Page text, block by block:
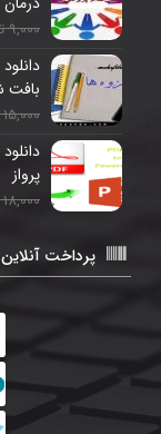
9,000 تومان
بافت
15,000 تومان
پرواز
18,000 تومان
پرداخت آنلاین